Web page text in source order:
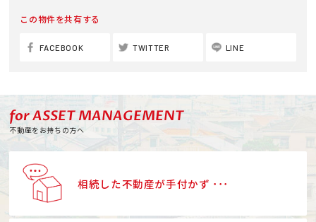
この物件を共有する
FACEBOOK TWITTER LINE
for ASSET MANAGEMENT
不動産をお持ちの方へ
相続した不動産が手付かず ･･･